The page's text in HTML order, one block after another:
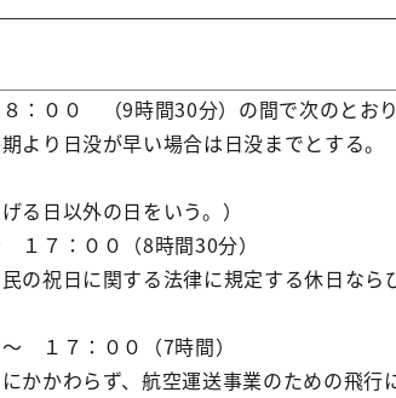
００ （9時間30分）の間で次のとお
より日没が早い場合は日没までとする。
る日以外の日をいう。）
：００（8時間30分）
の祝日に関する法律に規定する休日なら
７：００（7時間）
かかわらず、航空運送事業のための飛行